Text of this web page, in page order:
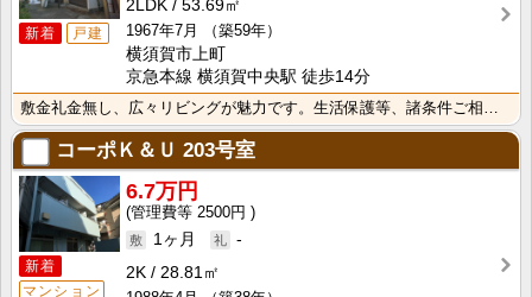
新着 戸建
2LDK
53.69㎡
1967年7月
（築59年）
横須賀市上町
京急本線 横須賀中央駅 徒歩14分
敷金礼金無し、広々リビングが魅力です。生活保護等、諸条件ご相談ください
コーポＫ＆Ｕ 203号室
新着
マンション
6.7万円
2500円
1ヶ月
-
2K
28.81㎡